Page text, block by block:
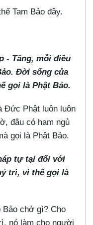
Tam Bảo đây.
- Tăng, mỗi điều
Đời sống của
gọi là Phật Bảo.
Đức Phật luôn luôn
đâu có ham ngủ
gọi là Phật Bảo.
tự tại đối với
trì, vì thế gọi là
Bảo chớ gì? Cho
nó làm cho người